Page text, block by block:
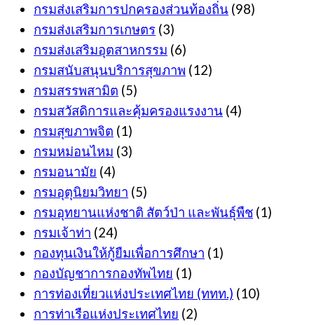
กรมส่งเสริมการปกครองส่วนท้องถิ่น (98)
กรมส่งเสริมการเกษตร (3)
กรมส่งเสริมอุตสาหกรรม (6)
กรมสนับสนุนบริการสุขภาพ (12)
กรมสรรพสามิต (5)
กรมสวัสดิการและคุ้มครองแรงงาน (4)
กรมสุขภาพจิต (1)
กรมหม่อนไหม (3)
กรมอนามัย (4)
กรมอุตุนิยมวิทยา (5)
กรมอุทยานแห่งชาติ สัตว์ป่า และพันธุ์พืช (1)
กรมเจ้าท่า (24)
กองทุนเงินให้กู้ยืมเพื่อการศึกษา (1)
กองบัญชาการกองทัพไทย (1)
การท่องเที่ยวแห่งประเทศไทย (ททท.) (10)
การท่าเรือแห่งประเทศไทย (2)